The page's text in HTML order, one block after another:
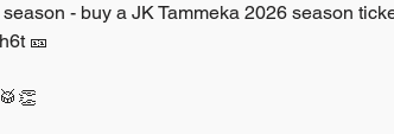
- buy a JK Tammeka 2026 season
🎫